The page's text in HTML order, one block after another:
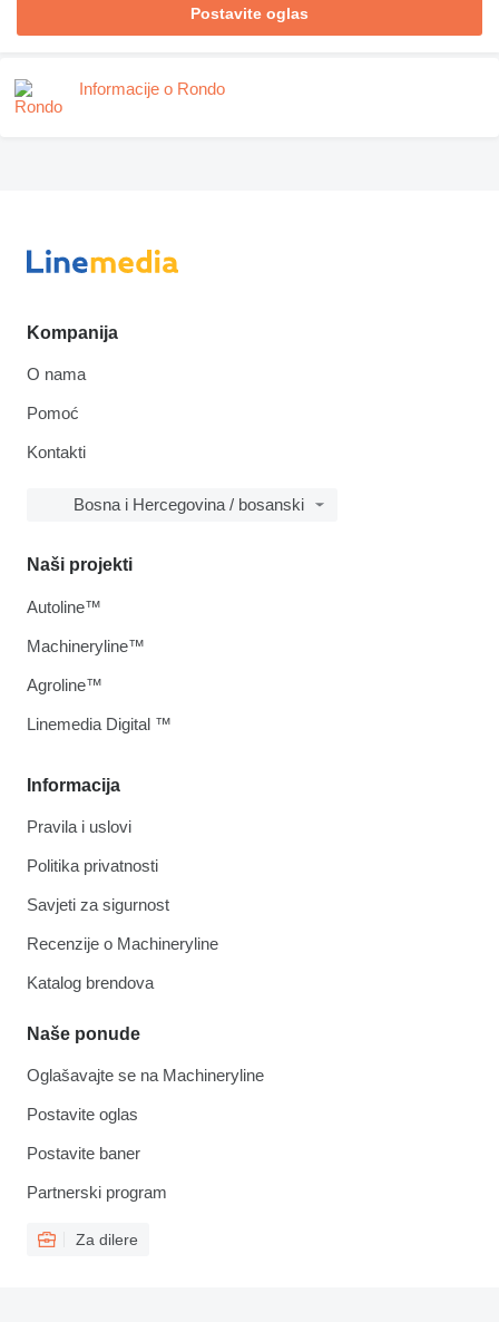
Postavite oglas
Informacije o Rondo
Kompanija
O nama
Pomoć
Kontakti
Bosna i Hercegovina / bosanski
Informacija
Pravila i uslovi
Politika privatnosti
Savjeti za sigurnost
Recenzije o Machineryline
Katalog brendova
Naše ponude
Oglašavajte se na Machineryline
Postavite oglas
Postavite baner
Partnerski program
Za dilere
Naši projekti
Autoline™
Machineryline™
Agroline™
Linemedia Digital ™